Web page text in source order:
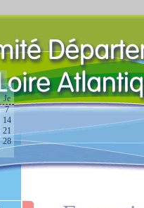
>>
Je
7
14
21
28